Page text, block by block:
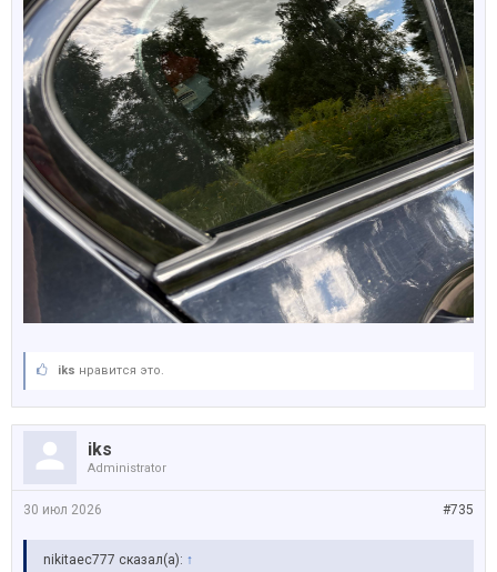
iks нравится это.
iks
Administrator
#735
30 июл 2026
nikitaec777 сказал(а): ↑